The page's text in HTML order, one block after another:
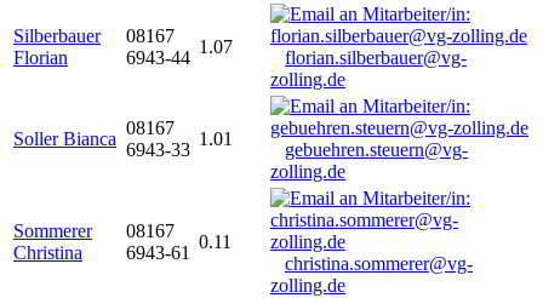
Silberbauer
Florian
08167
6943-44
1.07
florian.silberbauer@vg-
zolling.de
Soller Bianca
08167
6943-33
1.01
gebuehren.steuern@vg-
zolling.de
Sommerer
Christina
08167
6943-61
0.11
christina.sommerer@vg-
zolling.de